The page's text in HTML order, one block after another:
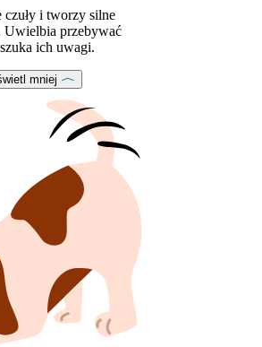
i tworzy silne
Uwielbia przebywać
ich uwagi.
mniej